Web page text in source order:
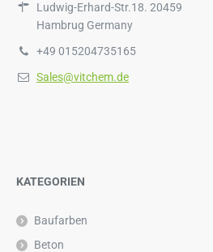
Ludwig-Erhard-Str.18. 20459
Hambrug Germany
+49 015204735165
Sales@vitchem.de
KATEGORIEN
Baufarben
Beton